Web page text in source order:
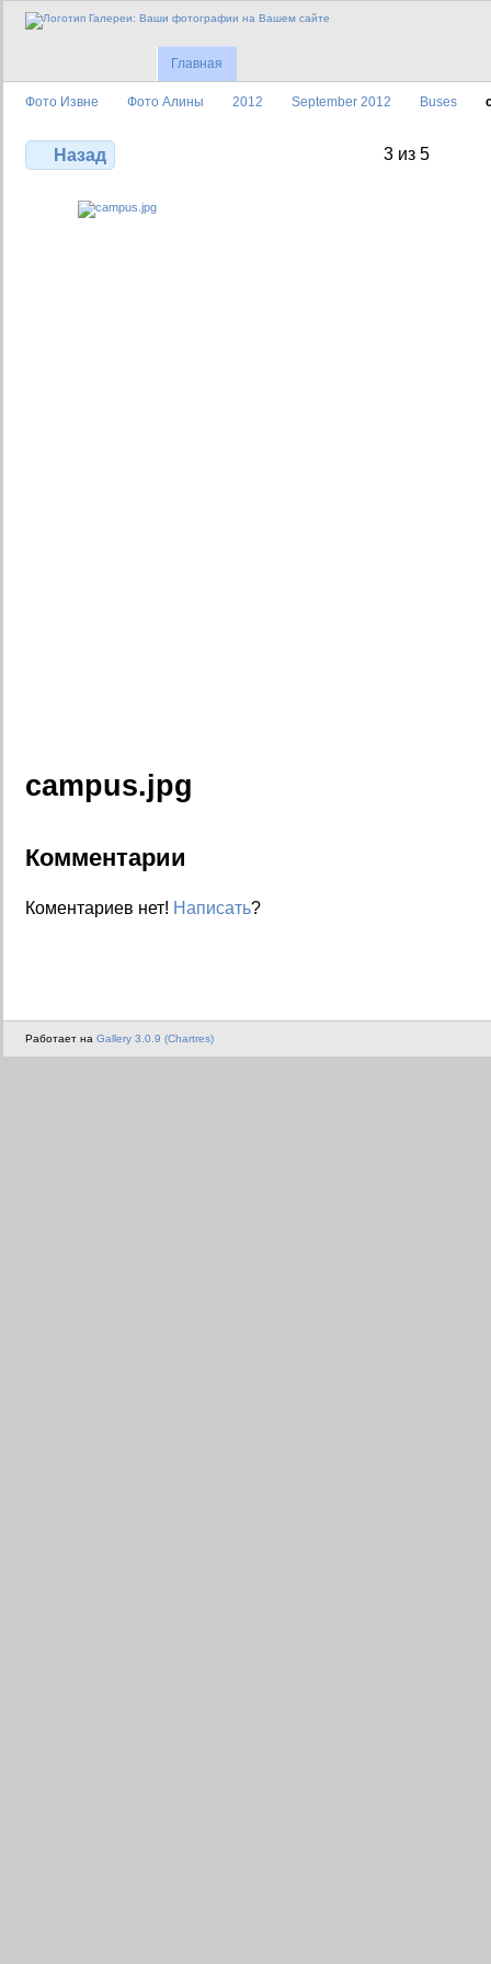
Главная
Фото Извне Фото Алины 2012 September 2012 Buses
Назад 3 из 5
campus.jpg
Комментарии
Коментариев нет! Написать?
Работает на Gallery 3.0.9 (Chartres)